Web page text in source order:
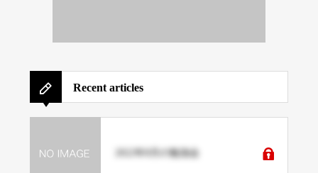
Recent articles
2022年8月の勉強会